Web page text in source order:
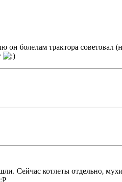
болелам трактора советовал
Сейчас котлеты отдельно,